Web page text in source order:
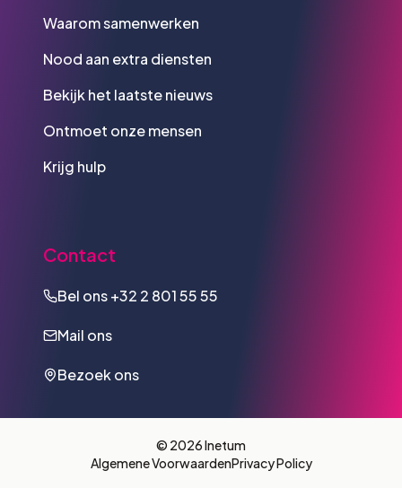
Waarom samenwerken
Nood aan extra diensten
Bekijk het laatste nieuws
Ontmoet onze mensen
Krijg hulp
Contact
Bel ons+32 2 801 55 55
Mail ons
Bezoek ons
© 2026 Inetum
Algemene VoorwaardenPrivacy Policy